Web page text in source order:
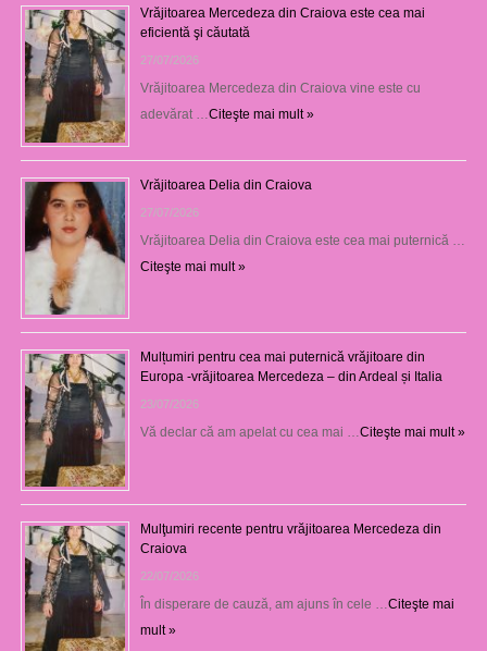
Vrăjitoarea Mercedeza din Craiova este cea mai
eficientă şi căutată
27/07/2026
Vrăjitoarea Mercedeza din Craiova vine este cu
adevărat …Citeşte mai mult »
Vrăjitoarea Delia din Craiova
27/07/2026
Vrăjitoarea Delia din Craiova este cea mai puternică …
Citeşte mai mult »
Mulțumiri pentru cea mai puternică vrăjitoare din
Europa -vrăjitoarea Mercedeza – din Ardeal și Italia
23/07/2026
Vă declar că am apelat cu cea mai …Citeşte mai mult »
Mulţumiri recente pentru vrăjitoarea Mercedeza din
Craiova
22/07/2026
În disperare de cauză, am ajuns în cele …Citeşte mai
mult »